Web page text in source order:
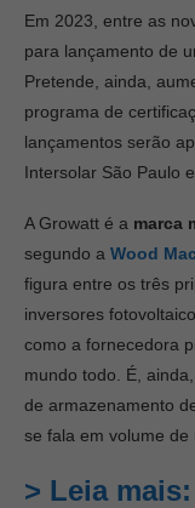
Em 2023, entre as
para lançamento de
Pretende, ainda,
programa de
lançamentos serão
Intersolar São Paulo
A Growatt é a marca
segundo a Wood
figura entre os três
inversores
como a fornecedora
mundo todo. É,
de armazenamento
se fala em volume de
> Leia